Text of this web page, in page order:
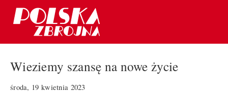
Wieziemy szansę na nowe życie
środa, 19 kwietnia 2023